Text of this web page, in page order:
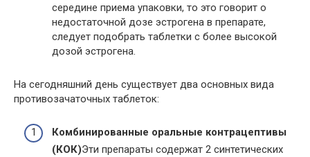
середине приема упаковки, то это говорит о
недостаточной дозе эстрогена в препарате,
следует подобрать таблетки с более высокой
дозой эстрогена.
На сегодняшний день существует два основных вида
противозачаточных таблеток:
Комбинированные оральные контрацептивы
(КОК)Эти препараты содержат 2 синтетических